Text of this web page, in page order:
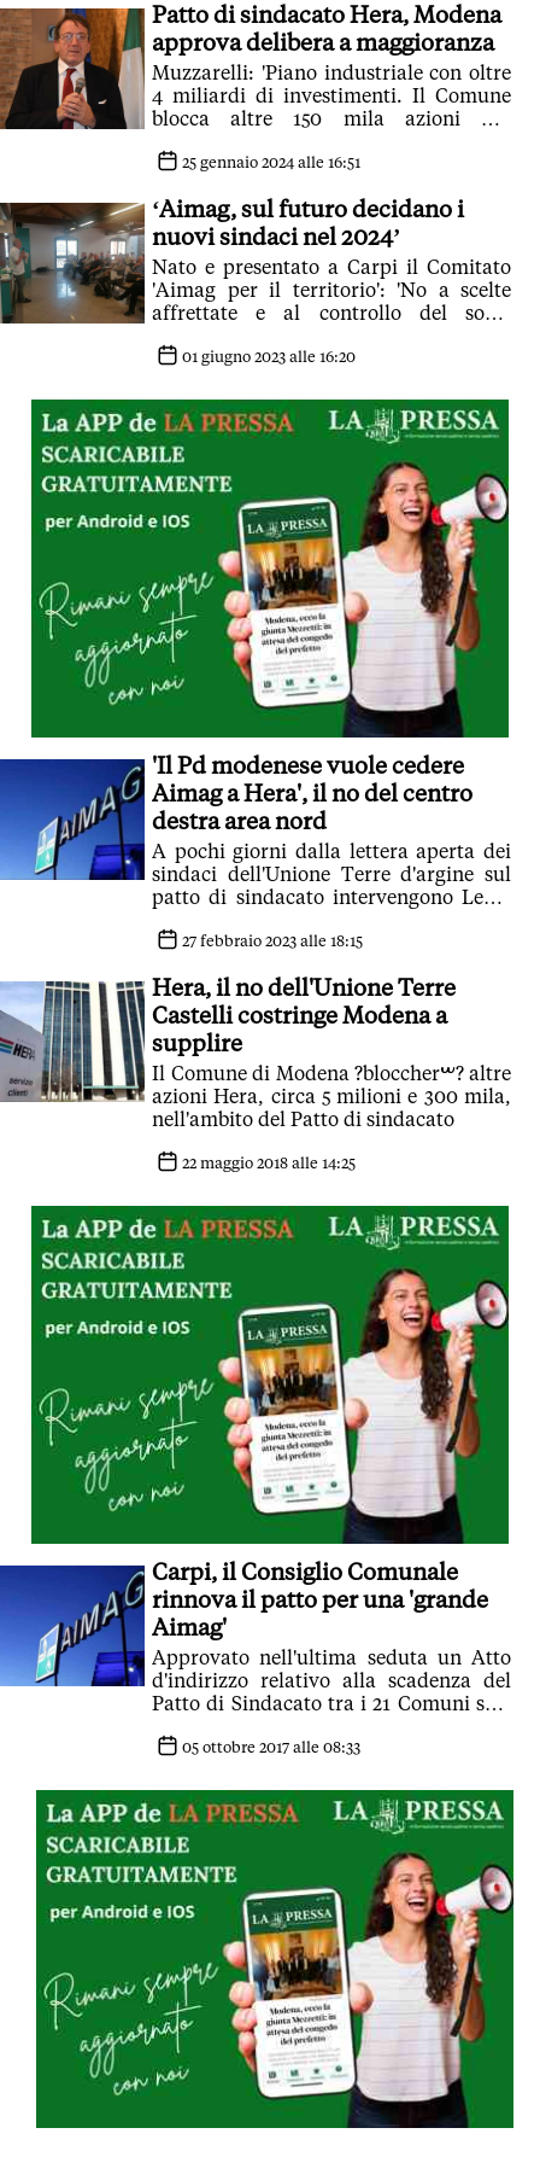
patto di sindacato
Patto di sindacato Hera, Modena
approva delibera a maggioranza
Muzzarelli: 'Piano industriale con oltre
4 miliardi di investimenti. Il Comune
blocca altre 150 mila azioni per
25 gennaio 2024 alle 16:51
‘Aimag, sul futuro decidano i
nuovi sindaci nel 2024’
Nato e presentato a Carpi il Comitato
'Aimag per il territorio': 'No a scelte
affrettate e al controllo del socio
deve rimanere legata alla comunità'
01 giugno 2023 alle 16:20
'Il Pd modenese vuole cedere
Aimag a Hera', il no del centro
destra area nord
A pochi giorni dalla lettera aperta dei
sindaci dell'Unione Terre d'argine sul
patto di sindacato intervengono Lega,
27 febbraio 2023 alle 18:15
Hera, il no dell'Unione Terre
Castelli costringe Modena a
supplire
Il Comune di Modena ?bloccherࠔ? altre
azioni Hera, circa 5 milioni e 300 mila,
nell'ambito del Patto di sindacato
22 maggio 2018 alle 14:25
Carpi, il Consiglio Comunale
rinnova il patto per una 'grande
Aimag'
Approvato nell'ultima seduta un Atto
d'indirizzo relativo alla scadenza del
Patto di Sindacato tra i 21 Comuni soci
quote dell'azienda. Entro il 30
il recesso o meno dal Patto e la
proposta in discussione in aula
prevedeva infatti di rinnovarlo per altri
sei mesi, Il Sindaco: 'Rispetto il voto
referendario del 10 settembre'
05 ottobre 2017 alle 08:33